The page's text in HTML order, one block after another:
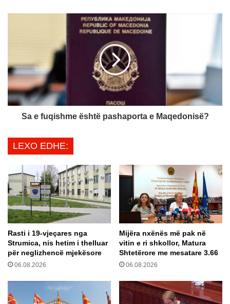
-
k
r
y
a
t
ë
t
r
u
g
ë
s
m
u
q
s
h
ë
ë
p
a
s
h
a
p
o
r
e
Sa e fuqishme është pashaporta e Maqedonisë?
LEXO EDHE:
Rasti i 19-vjeçares nga
Strumica, nis hetim i thelluar
për neglizhencë mjekësore
06.08.2026
Mijëra nxënës më pak në
vitin e ri shkollor, Matura
Shtetërore me mesatare 3.66
06.08.2026